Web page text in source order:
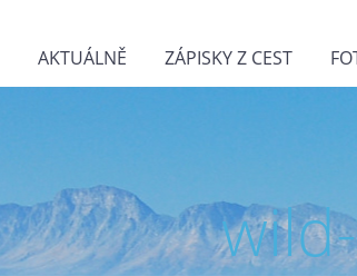
AKTUÁLNĚ ZÁPISKY Z CEST